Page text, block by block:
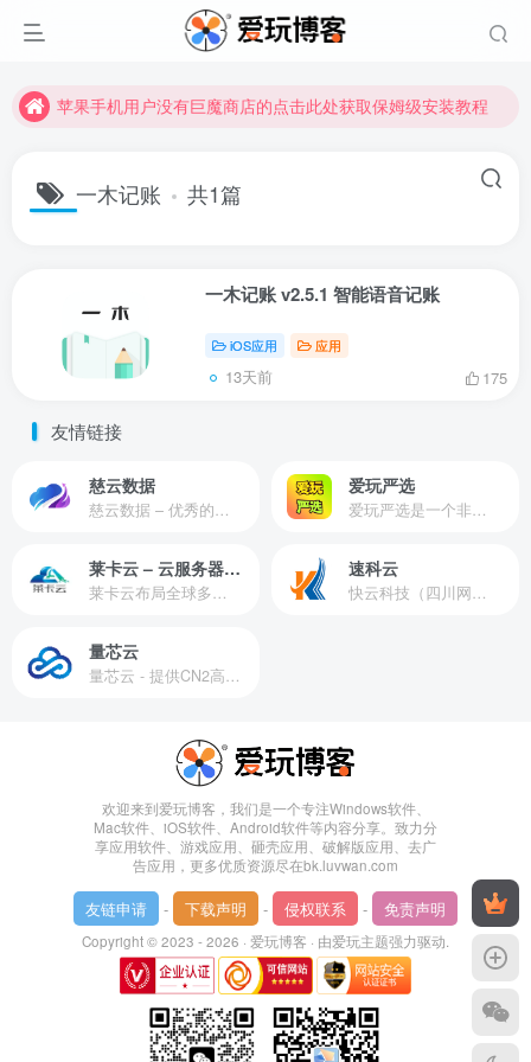
苹果手机用户没有巨魔商店的点击此处获取保姆级安装教程
苹果手机用户没有巨魔商店的点击此处获取保姆级安装教程
一木记账 共1篇
一木记账 v2.5.1 智能语音记账
iOS应用 应用
13天前 175
友情链接
慈云数据
慈云数据 – 优秀的云服务器服务商，提供最具有性价比的产品。慈云数据是开发者必不可少的良心云
爱玩严选
爱玩严选是一个非常有保障且性价比极高的虚拟商城，包括但不限于苹果证书、技术指导、会员充值等多种虚拟服务！
莱卡云 – 云服务器提供商
莱卡云布局全球多个地理区域。提供服务有：境外云服务器、国内云服务器、独立服务器、服务器托管、CDN、SSL证书、游戏服务器等业务。
速科云
快云科技（四川网联快云科技有限公司）成立于2021年，主营互联网业务平台服务提供商。公司专注为用户提供低价高性能云计算产品，致力于云计算应用的易用性开发，并引导云计算在国内普及
量芯云
量芯云 - 提供CN2高速香港美国云服务器&专业高防服务器租用等云服务器供应商
欢迎来到爱玩博客，我们是一个专注Windows软件、
Mac软件、iOS软件、Android软件等内容分享。致力分
享应用软件、游戏应用、砸壳应用、破解版应用、去广
告应用，更多优质资源尽在bk.luvwan.com
友链申请 - 下载声明 - 侵权联系 - 免责声明
Copyright © 2023 - 2026 · 爱玩博客 · 由爱玩主题强力驱动.